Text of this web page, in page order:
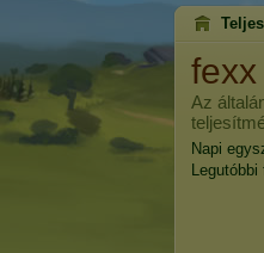
fexx
Az
Napi